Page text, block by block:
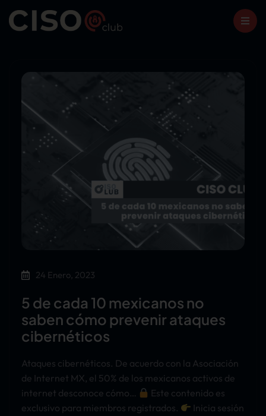
24 Enero, 2023
5 de cada 10 mexicanos no
saben cómo prevenir ataques
cibernéticos
Ataques cibernéticos. De acuerdo con la Asociación
de Internet MX, el 50% de los mexicanos activos de
internet desconoce cómo…
Este contenido es
exclusivo para miembros registrados.
Inicia sesión